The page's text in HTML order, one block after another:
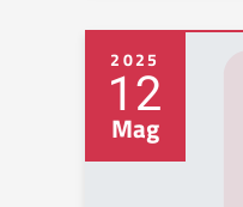
2025
12
Mag